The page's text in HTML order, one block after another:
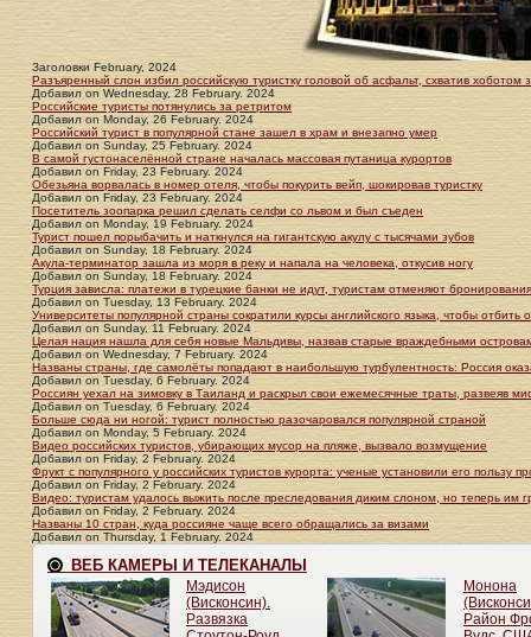
Заголовки February, 2024
Разъяренный слон избил российскую туристку головой об асфальт, схватив
Добавил on Wednesday, 28 February. 2024
Российские туристы потянулись за ретритом
Добавил on Monday, 26 February. 2024
Российский турист в популярной стане зашел в храм и внезапно умер
Добавил on Sunday, 25 February. 2024
В самой густонаселённой стране началась массовая путаница курортов
Добавил on Friday, 23 February. 2024
Обезьяна ворвалась в номер отеля, чтобы покурить вейп, шокировав туристку
Добавил on Friday, 23 February. 2024
Посетитель зоопарка решил сделать селфи со львом и был съеден
Добавил on Monday, 19 February. 2024
Турист пошел порыбачить и наткнулся на гигантскую акулу с тысячами зубов
Добавил on Sunday, 18 February. 2024
Акула-терминатор зашла из моря в реку и напала на человека, откусив ногу
Добавил on Sunday, 18 February. 2024
Турция зависла: платежи в турецкие банки не идут, туристам отменяют бронирования
Добавил on Tuesday, 13 February. 2024
Университеты популярной страны сократили курсы английского языка, чтобы отбить
Добавил on Sunday, 11 February. 2024
Целая нация нашла для себя новые Мальдивы, назвав старые враждебными
Добавил on Wednesday, 7 February. 2024
Названы страны, где самолёты попадают в наибольшую турбулентность: Россия
Добавил on Tuesday, 6 February. 2024
Россиян уехал на зимовку в Таиланд и раскрыл свои ежемесячные траты, развеяв
Добавил on Tuesday, 6 February. 2024
Больше сюда ни ногой: турист полностью разочаровался популярной страной
Добавил on Monday, 5 February. 2024
Видео российских туристов, убирающих мусор на пляже, вызвало возмущение
Добавил on Friday, 2 February. 2024
Фрукт с популярного у российских туристов курорта: ученые установили его пользу
Добавил on Friday, 2 February. 2024
Видео: туристам удалось выжить после преследования диким слоном, но теперь им
Добавил on Friday, 2 February. 2024
Названы 10 стран, куда россияне чаще всего обращались за визами
Добавил on Thursday, 1 February. 2024